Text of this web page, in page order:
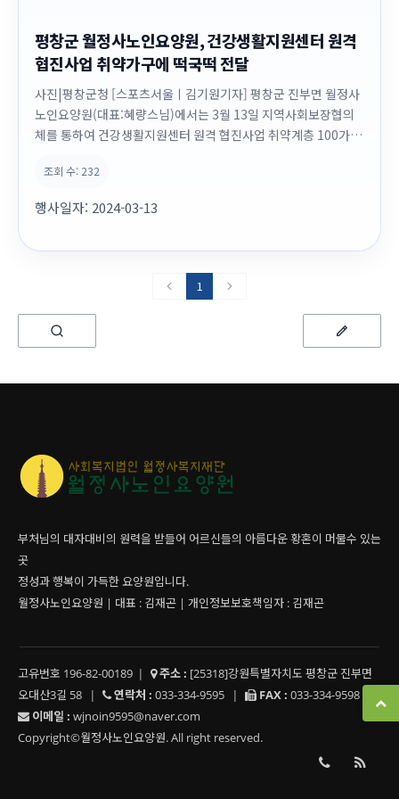
평창군 월정사노인요양원, 건강생활지원센터 원격
협진사업 취약가구에 떡국떡 전달
사진|평창군청 [스포츠서울ㅣ김기원기자] 평창군 진부면 월정사
노인요양원(대표:혜량스님)에서는 3월 13일 지역사회보장협의
체를 통하여 건강생활지원센터 원격 협진사업 취약계층 100가구
업의 취약계층 100가구는 진부면, 용평면, 봉평면, 대관령면의 의
지 못하고 있는 만성질환 대상자 이거나 합병증을 ...
조회 수: 232
행사일자: 2024-03-13
1
부처님의 대자대비의 원력을 받들어 어르신들의 아름다운 황혼이 머물수 있는
곳
정성과 행복이 가득한 요양원입니다.
월정사노인요양원 | 대표 : 김재곤 | 개인정보보호책임자 : 김재곤
고유번호 196-82-00189 | 주소 : [25318]강원특별자치도 평창군 진부면
오대산3길 58
| 연락처 : 033-334-9595 | FAX : 033-334-9598
이메일 : wjnoin9595@naver.com
Copyright©월정사노인요양원. All right reserved.